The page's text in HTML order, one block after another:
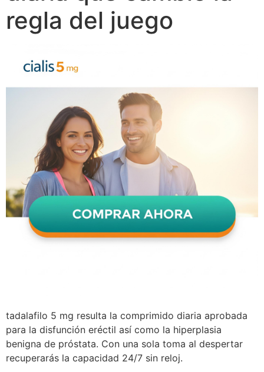
regla del juego
tadalafilo 5 mg resulta la comprimido diaria aprobada
para la disfunción eréctil así como la hiperplasia
benigna de próstata. Con una sola toma al despertar
recuperarás la capacidad 24/7 sin reloj.